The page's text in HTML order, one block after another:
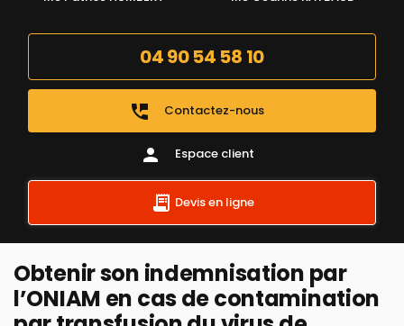
04 90 54 58 10
perm_phone_msg Contactez-nous
person Espace client
Devis en ligne
Obtenir son indemnisation par
l’ONIAM en cas de contamination